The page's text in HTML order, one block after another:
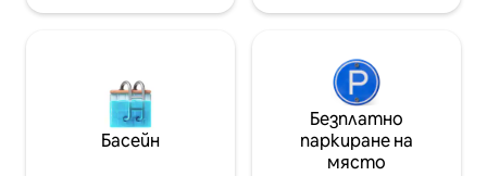
Басейн
Безплатно
паркиране на
място